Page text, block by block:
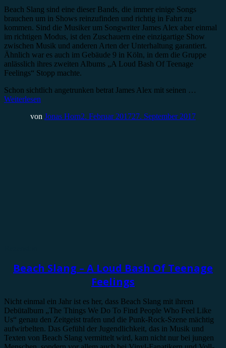
Beach Slang sind eine dieser Bands, die immer einige Songs
brauchen um in Shows reinzufinden und richtig in Fahrt zu
kommen. Sind die Musiker um Songwriter James Alex aber einmal
im richtigen Modus, ist den Zuschauern eine einzigartige Show
zwischen Musik und anderen Arten der Unterhaltung garantiert.
Ähnlich war es auch im Gebäude 9 in Köln, in dem die Gruppe
anlässlich ihres zweiten Albums „A Loud Bash Of Teenage
Feelings“ Stopp machte.
Schon sichtlich angetrunken betrat James Alex mit seinen …
Weiterlesen
von Jonas Horn2. Februar 201727. September 2017
Beach Slang – A Loud Bash Of Teenage
Feelings
Nicht einmal ein Jahr ist es her, dass Beach Slang mit ihrem
Debütalbum „The Things We Do To Find People Who Feel Like
Us“ genau den Zeitgeist trafen und die Punk-Rock-Szene mächtig
aufwirbelten. Das Gefühl der Jugendlichkeit, das in Musik und
Texten von Beach Slang vermittelt wird, kam nicht nur bei jungen